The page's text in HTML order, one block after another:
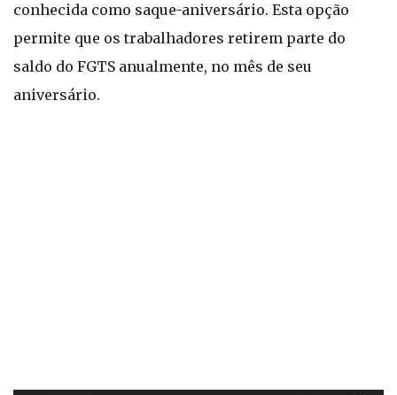
conhecida como saque-aniversário. Esta opção
permite que os trabalhadores retirem parte do
saldo do FGTS anualmente, no mês de seu
aniversário.